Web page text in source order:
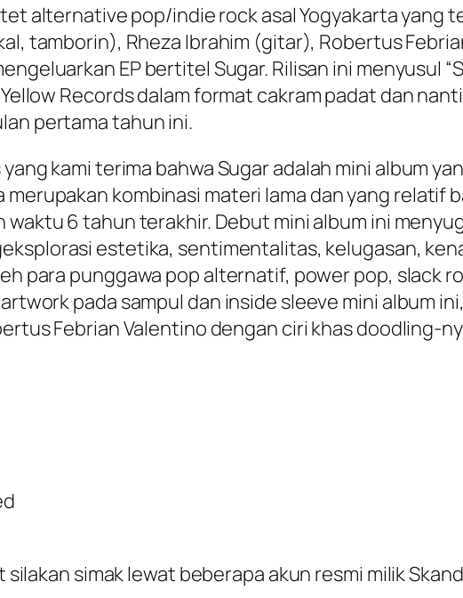
alternative pop/indie rock asal Yogyakarta yang
tamborin), Rheza Ibrahim (gitar), Robertus
EP bertitel Sugar. Rilisan ini menyusul
Records dalam format cakram padat dan
pertama tahun ini.
kami terima bahwa Sugar adalah mini album
kombinasi materi lama dan yang relatif
waktu 6 tahun terakhir. Debut mini album ini
estetika, sentimentalitas, kelugasan,
para punggawa pop alternatif, power pop, slack
pada sampul dan inside sleeve mini album
Febrian Valentino dengan ciri khas doodling-
simak lewat beberapa akun resmi milik